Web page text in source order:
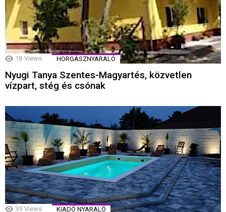
18 Views HORGÁSZNYARALÓ
Nyugi Tanya Szentes-Magyartés, közvetlen
vízpart, stég és csónak
39 Views KIADÓ NYARALÓ